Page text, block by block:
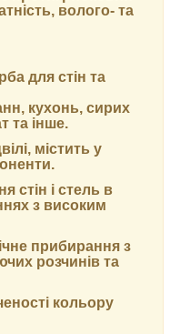
волого- та
для стін та
кухонь, сирих
та інше.
містить у
стін і стель в
з високим
прибирання з
розчинів та
кольору